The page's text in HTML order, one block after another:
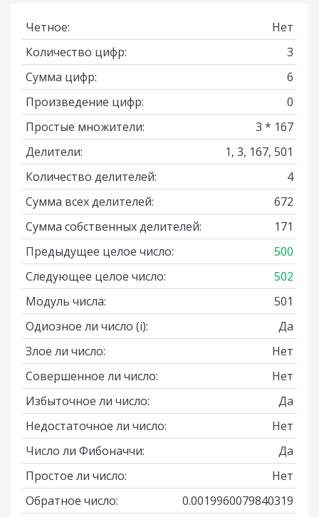
Четное:
Нет
Количество цифр:
3
Сумма цифр:
6
Произведение цифр:
0
Простые множители:
3 * 167
Делители:
1, 3, 167, 501
Количество делителей:
4
Сумма всех делителей:
672
Сумма собственных делителей:
171
Предыдущее целое число:
500
Следующее целое число:
502
Модуль числа:
501
Одиозное ли число (i):
Да
Злое ли число:
Нет
Совершенное ли число:
Нет
Избыточное ли число:
Да
Недостаточное ли число:
Нет
Число ли Фибоначчи:
Да
Простое ли число:
Нет
Обратное число:
0.0019960079840319